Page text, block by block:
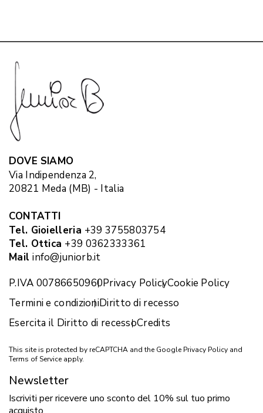
DOVE SIAMO
Via Indipendenza 2,
20821 Meda (MB) - Italia
CONTATTI
Tel. Gioielleria +39 3755803754
Tel. Ottica +39 0362333361
Mail info@juniorb.it
P.IVA 00786650960Privacy PolicyCookie Policy
Termini e condizioniDiritto di recesso
Esercita il Diritto di recessoCredits
This site is protected by reCAPTCHA and the Google Privacy Policy and
Terms of Service apply.
Newsletter
Iscriviti per ricevere uno sconto del 10% sul tuo primo
acquisto